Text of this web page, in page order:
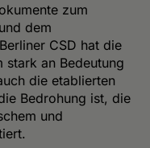
zum
dem
CSD hat die
stark an Bedeutung
die etablierten
Bedrohung ist, die
und